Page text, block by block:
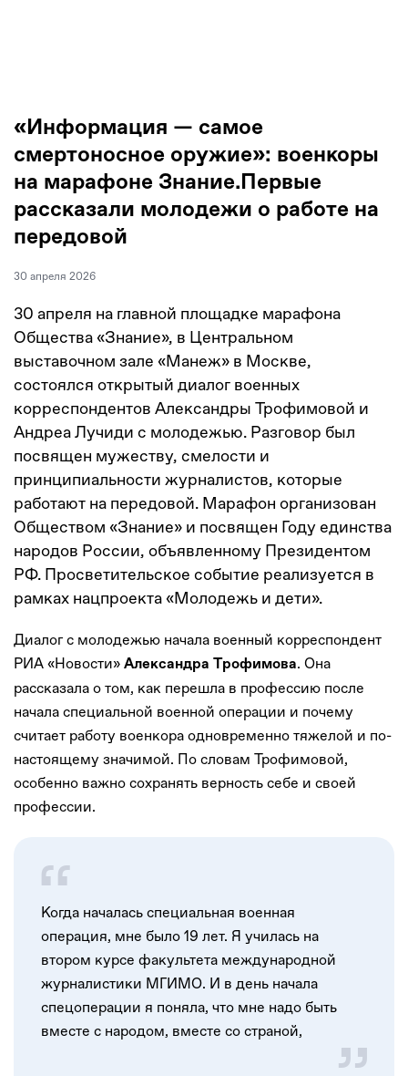
«Информация — самое
смертоносное оружие»: военкоры
на марафоне Знание.Первые
рассказали молодежи о работе на
передовой
30 апреля 2026
30 апреля на главной площадке марафона
Общества «Знание», в Центральном
выставочном зале «Манеж» в Москве,
состоялся открытый диалог военных
корреспондентов Александры Трофимовой и
Андреа Лучиди с молодежью. Разговор был
посвящен мужеству, смелости и
принципиальности журналистов, которые
работают на передовой. Марафон организован
Обществом «Знание» и посвящен Году единства
народов России, объявленному Президентом
РФ. Просветительское событие реализуется в
рамках нацпроекта «Молодежь и дети».
Диалог с молодежью начала военный корреспондент
РИА «Новости» Александра Трофимова. Она
рассказала о том, как перешла в профессию после
начала специальной военной операции и почему
считает работу военкора одновременно тяжелой и по-
настоящему значимой. По словам Трофимовой,
особенно важно сохранять верность себе и своей
профессии.
Когда началась специальная военная
операция, мне было 19 лет. Я училась на
втором курсе факультета международной
журналистики МГИМО. И в день начала
спецоперации я поняла, что мне надо быть
вместе с народом, вместе со страной,